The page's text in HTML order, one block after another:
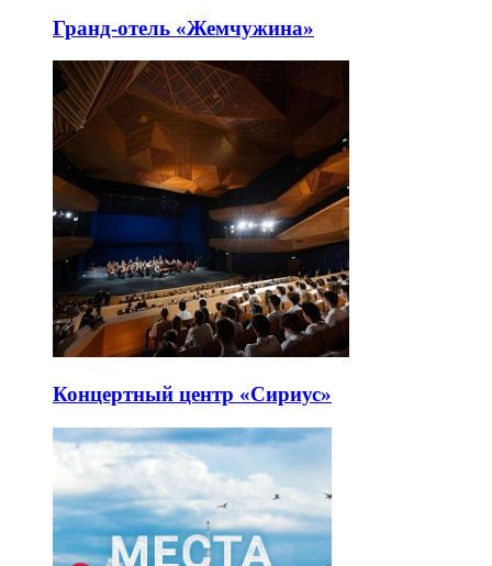
Гранд-отель «Жемчужина»
Концертный центр «Сириус»